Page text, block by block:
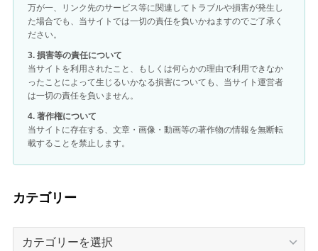
万が一、リンク先のサービス等に関連してトラブルや損害が発生し
た場合でも、当サイトでは一切の責任を負いかねますのでご了承く
ださい。
3. 損害等の責任について
当サイトを利用されたこと、もしくは何らかの理由で利用できなか
ったことによって生じるいかなる損害についても、当サイト運営者
は一切の責任を負いません。
4. 著作権について
当サイトに存在する、文章・画像・動画等の著作物の情報を無断転
載することを禁止します。
カテゴリー